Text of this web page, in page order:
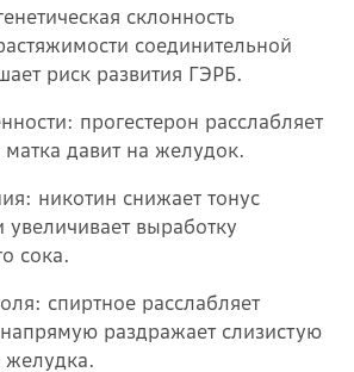
склонность
соединительной
риск развития ГЭРБ.
прогестерон расслабляет
давит на желудок.
никотин снижает тонус
увеличивает выработку
сока.
спиртное расслабляет
раздражает слизистую